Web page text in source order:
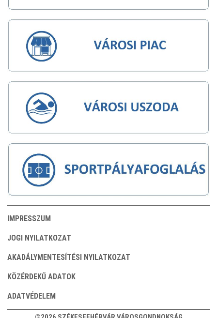
IMPRESSZUM
JOGI NYILATKOZAT
AKADÁLYMENTESÍTÉSI NYILATKOZAT
KÖZÉRDEKŰ ADATOK
ADATVÉDELEM